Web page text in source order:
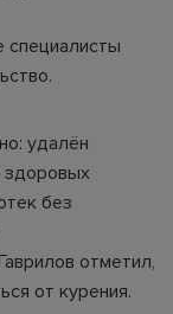
специалисты
удалён
здоровых
без
отметил,
от курения.